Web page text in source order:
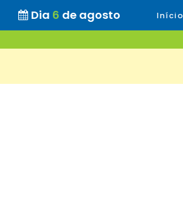
Dia 6 de agosto Início